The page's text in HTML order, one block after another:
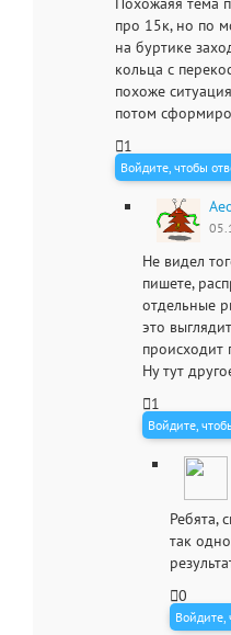
про 15к, но по
на буртике
кольца с
похоже
потом
1
Войдите, чтобы
Не видел
пишете,
отдельные
это
происходит
Ну тут
1
Войдите,
Ребята,
так
0
Войдите,